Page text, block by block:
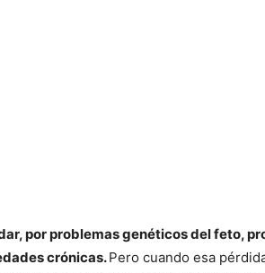
por problemas genéticos del feto,
crónicas.Pero cuando esa